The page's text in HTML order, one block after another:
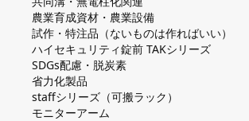
農業育成資材・農業設備
試作・特注品（ないものは作ればいい）
ハイセキュリティ錠前 TAKシリーズ
SDGs配慮・脱炭素
省力化製品
staffシリーズ（可搬ラック）
モニターアーム